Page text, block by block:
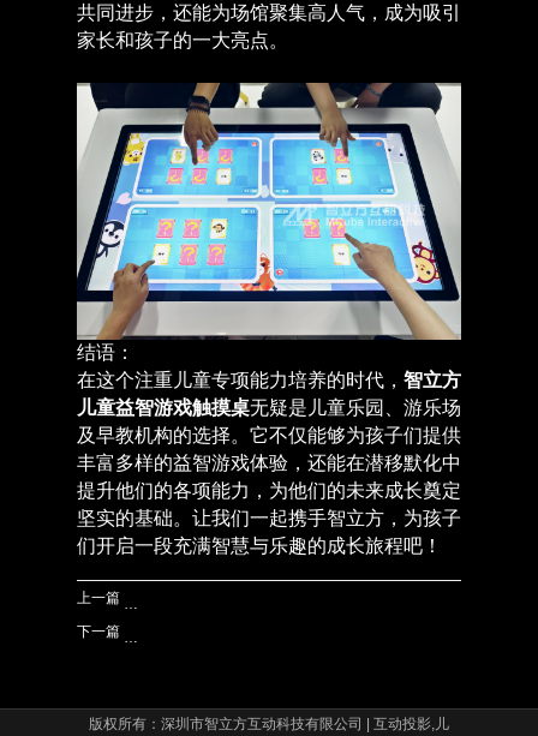
共同进步，还能为场馆聚集高人气，成为吸引
家长和孩子的一大亮点。
结语：
在这个注重儿童专项能力培养的时代， 智立方
儿童益智游戏触摸桌无疑是儿童乐园、游乐场
及早教机构的选择。它不仅能够为孩子们提供
丰富多样的益智游戏体验，还能在潜移默化中
提升他们的各项能力，为他们的未来成长奠定
坚实的基础。让我们一起携手智立方，为孩子
们开启一段充满智慧与乐趣的成长旅程吧！
上一篇
下一篇
版权所有：深圳市智立方互动科技有限公司 | 互动投影,儿